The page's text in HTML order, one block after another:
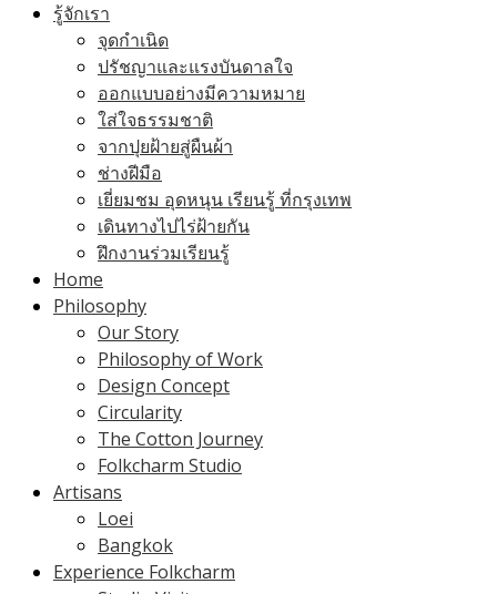
รู้จักเรา
จุดกำเนิด
ปรัชญาและแรงบันดาลใจ
ออกแบบอย่างมีความหมาย
ใส่ใจธรรมชาติ
จากปุยฝ้ายสู่ผืนผ้า
ช่างฝีมือ
เยี่ยมชม อุดหนุน เรียนรู้ ที่กรุงเทพ
เดินทางไปไร่ฝ้ายกัน
ฝึกงานร่วมเรียนรู้
Home
Philosophy
Our Story
Philosophy of Work
Design Concept
Circularity
The Cotton Journey
Folkcharm Studio
Artisans
Loei
Bangkok
Experience Folkcharm